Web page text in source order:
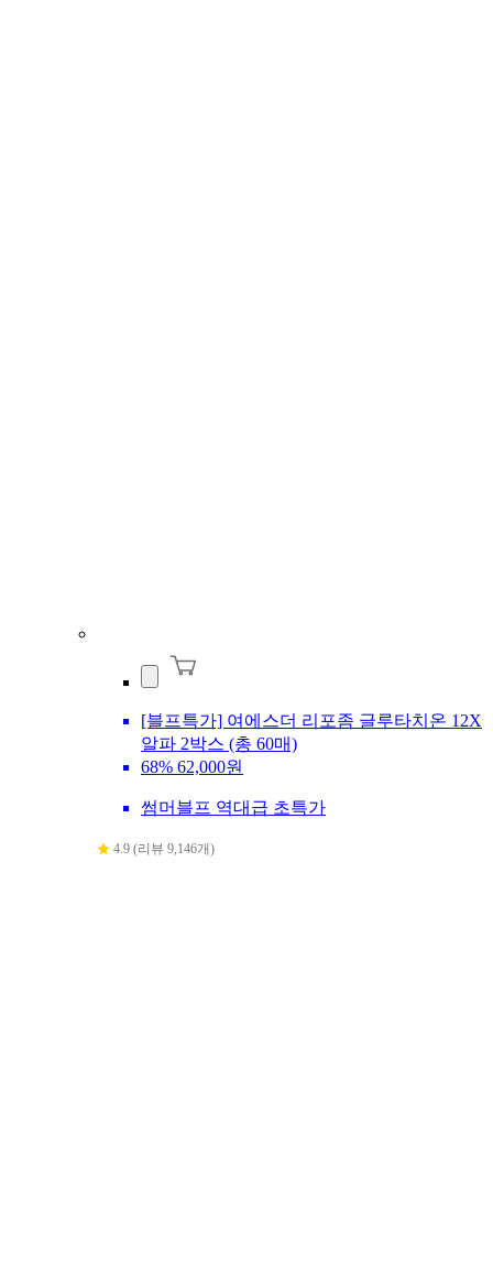
[블프특가] 여에스더 리포좀 글루타치온 12X
알파 2박스 (총 60매)
68% 62,000원
썸머블프 역대급 초특가
4.9 (리뷰 9,146개)